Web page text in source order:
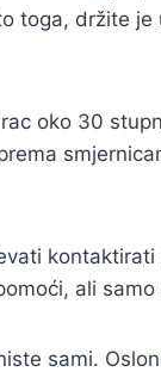
držite
oko 30
ali
sami.